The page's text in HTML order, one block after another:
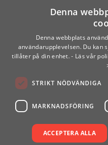
Denna
Denna webbplats
användarupplevelsen. Du kan
tillåter på din enhet. - Läs vår
STRIKT NÖDVÄNDIGA
MARKNADSFÖRING
ACCEPTERA ALLA